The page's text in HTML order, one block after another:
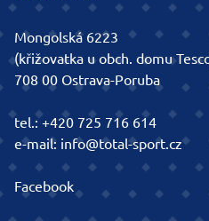
Mongolská 6223
(křižovatka u obch. domu
708 00 Ostrava-Poruba
tel.:+420 725 716 614
e-mail: info@total-sport.cz
Facebook